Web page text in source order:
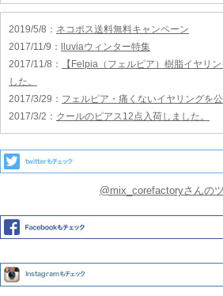
2019/5/8 ： ネコポス送料無料キャンペーン
2017/11/9 ： lluviaウィンター特集
2017/11/8 ：
【Felpia（フェルピア）樹脂イヤリ
した。
2017/3/29 ： フェルピア・痛くないイヤリングを公
2017/3/2 ： クールのピアス12点入荷しました。
@mix_corefactoryさんの